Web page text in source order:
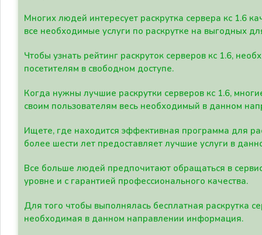
Многих людей интересует раскрутка сервера кс 1.6
все необходимые услуги по раскрутке на выгодных
Чтобы узнать рейтинг раскруток серверов кс 1.6,
посетителям в свободном доступе.
Когда нужны лучшие раскрутки серверов кс 1.6,
своим пользователям весь необходимый в данном
Ищете, где находится эффективная программа для
более шести лет предоставляет лучшие услуги в
Все больше людей предпочитают обращаться в
уровне и с гарантией профессионального качества.
Для того чтобы выполнялась бесплатная раскрутка
необходимая в данном направлении информация.